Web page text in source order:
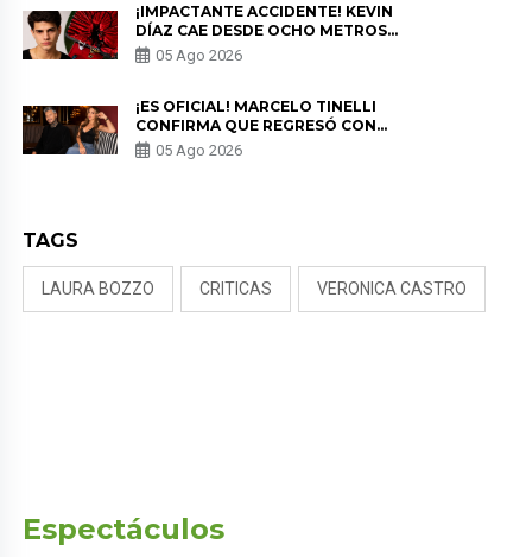
¡IMPACTANTE ACCIDENTE! KEVIN
DÍAZ CAE DESDE OCHO METROS
EN “ESTO ES GUERRA” Y GENERA
PREOCUPACIÓN
05 Ago 2026
¡ES OFICIAL! MARCELO TINELLI
CONFIRMA QUE REGRESÓ CON
MILETT FIGUEROA: “EL AMOR
PUDO MÁS”
05 Ago 2026
TAGS
LAURA BOZZO CRITICAS VERONICA CASTRO
Espectáculos